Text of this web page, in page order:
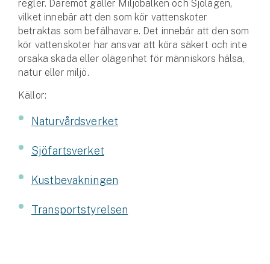
regler. Däremot gäller Miljöbalken och Sjölagen,
vilket innebär att den som kör vattenskoter
betraktas som befälhavare. Det innebär att den som
kör vattenskoter har ansvar att köra säkert och inte
orsaka skada eller olägenhet för människors hälsa,
natur eller miljö.
Källor:
Naturvårdsverket
Sjöfartsverket
Kustbevakningen
Transportstyrelsen